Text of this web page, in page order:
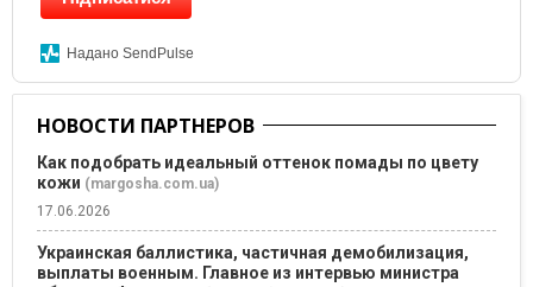
Надано SendPulse
НОВОСТИ ПАРТНЕРОВ
Как подобрать идеальный оттенок помады по цвету
кожи (margosha.com.ua)
17.06.2026
Украинская баллистика, частичная демобилизация,
выплаты военным. Главное из интервью министра